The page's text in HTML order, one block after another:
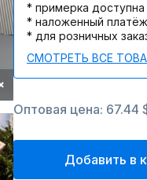
* примерка доступна
* наложенный
* для розничных
СМОТРЕТЬ ВСЕ
Оптовая цена: 67.44
Добавить в